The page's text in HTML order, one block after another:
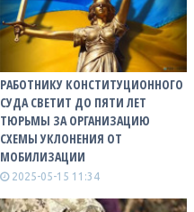
РАБОТНИКУ КОНСТИТУЦИОННОГО
СУДА СВЕТИТ ДО ПЯТИ ЛЕТ
ТЮРЬМЫ ЗА ОРГАНИЗАЦИЮ
СХЕМЫ УКЛОНЕНИЯ ОТ
МОБИЛИЗАЦИИ
2025-05-15 11:34